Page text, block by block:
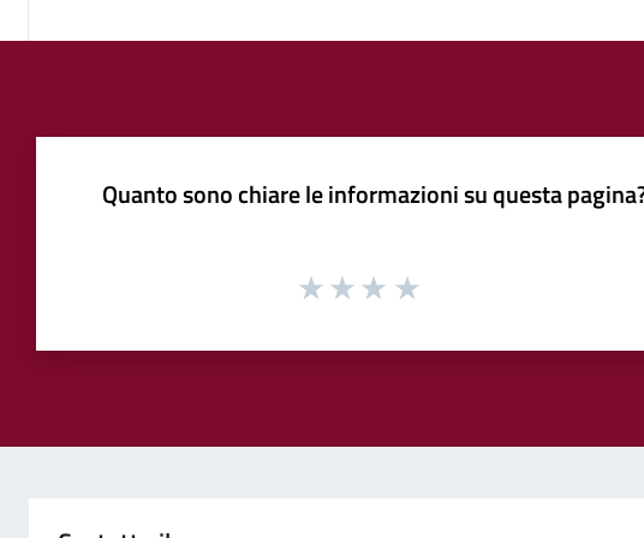
Quanto sono chiare le informazioni su questa